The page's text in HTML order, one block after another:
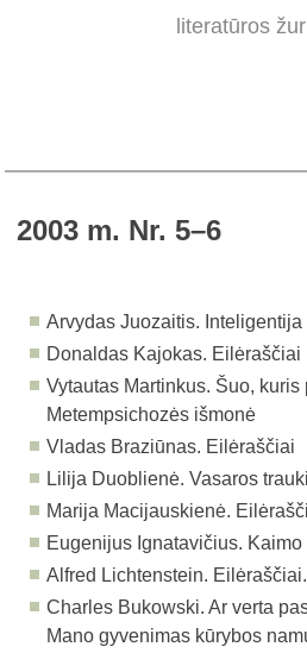
literatūros
2003 m. Nr. 5–6
Arvydas Juozaitis.
Donaldas Kajokas. Eilėraščiai
Vytautas Martinkus. Šuo, kuris
Metempsichozės išmonė
Vladas Braziūnas. Eilėraščiai
Lilija Duoblienė. Vasaros
Marija Macijauskienė.
Eugenijus Ignatavičius. Kaimo
Alfred Lichtenstein.
Charles Bukowski. Ar verta
Mano gyvenimas kūrybos